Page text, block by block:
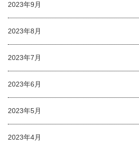
2023年9月
2023年8月
2023年7月
2023年6月
2023年5月
2023年4月